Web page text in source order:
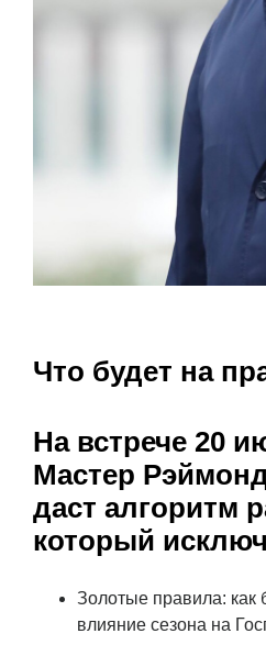
Что будет на
На встрече 20
Мастер
даст алгоритм
который
Золотые правила: как
влияние сезона на